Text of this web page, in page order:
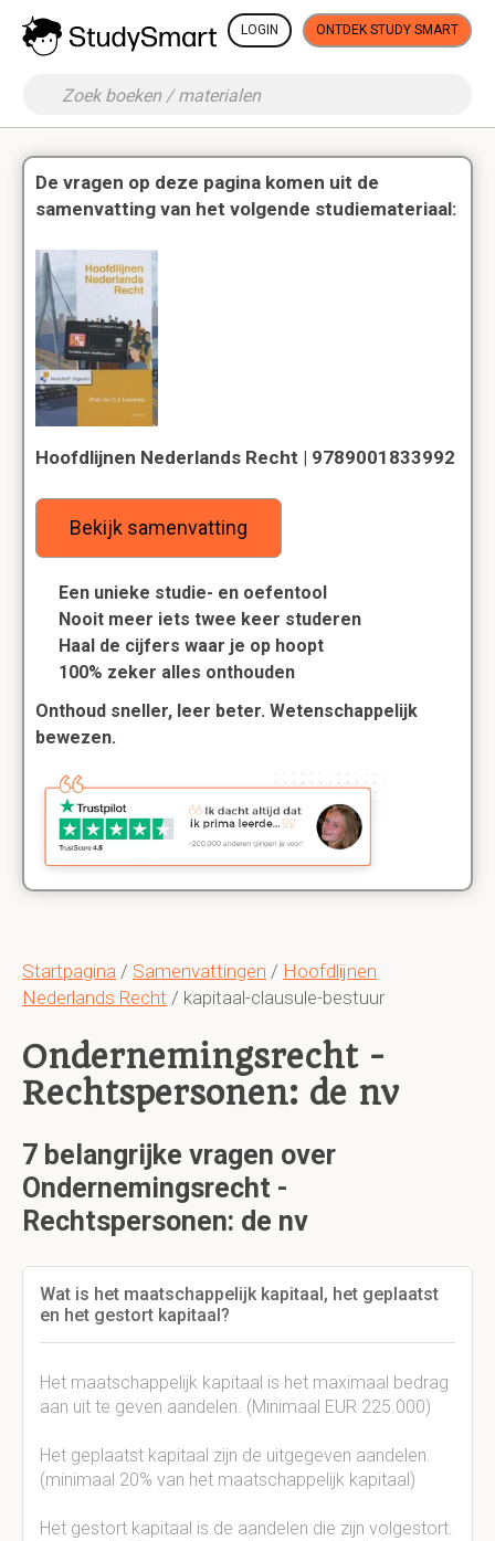
LOGIN ONTDEK STUDY SMART
Startpagina / Samenvattingen / Hoofdlijnen
Nederlands Recht / kapitaal-clausule-bestuur
Ondernemingsrecht -
Rechtspersonen: de nv
7 belangrijke vragen over
Ondernemingsrecht -
Rechtspersonen: de nv
Wat is het maatschappelijk kapitaal, het geplaatst
en het gestort kapitaal?
Het maatschappelijk kapitaal is het maximaal bedrag
aan uit te geven aandelen. (Minimaal EUR 225.000)
Het geplaatst kapitaal zijn de uitgegeven aandelen.
(minimaal 20% van het maatschappelijk kapitaal)
Het gestort kapitaal is de aandelen die zijn volgestort.
De vragen op deze pagina komen uit de
samenvatting van het volgende studiemateriaal:
Hoofdlijnen Nederlands Recht | 9789001833992
Bekijk samenvatting
Een unieke studie- en oefentool
Nooit meer iets twee keer studeren
Haal de cijfers waar je op hoopt
100% zeker alles onthouden
Onthoud sneller, leer beter. Wetenschappelijk
bewezen.